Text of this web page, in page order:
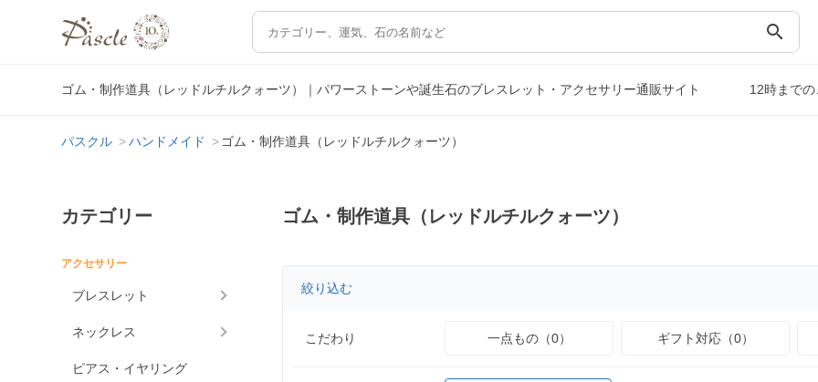
search
ゴム・制作道具（レッドルチルクォーツ）｜パワーストーンや誕生石のブレスレット・アクセサリー通販サイト 12時まで
パスクル ハンドメイド ゴム・制作道具（レッドルチルクォーツ）
カテゴリー
アクセサリー
ブレスレット
ネックレス
ピアス・イヤリング
ゴム・制作道具（レッドルチルクォーツ）
絞り込む
こだわり 一点もの（0） ギフト対応（0）